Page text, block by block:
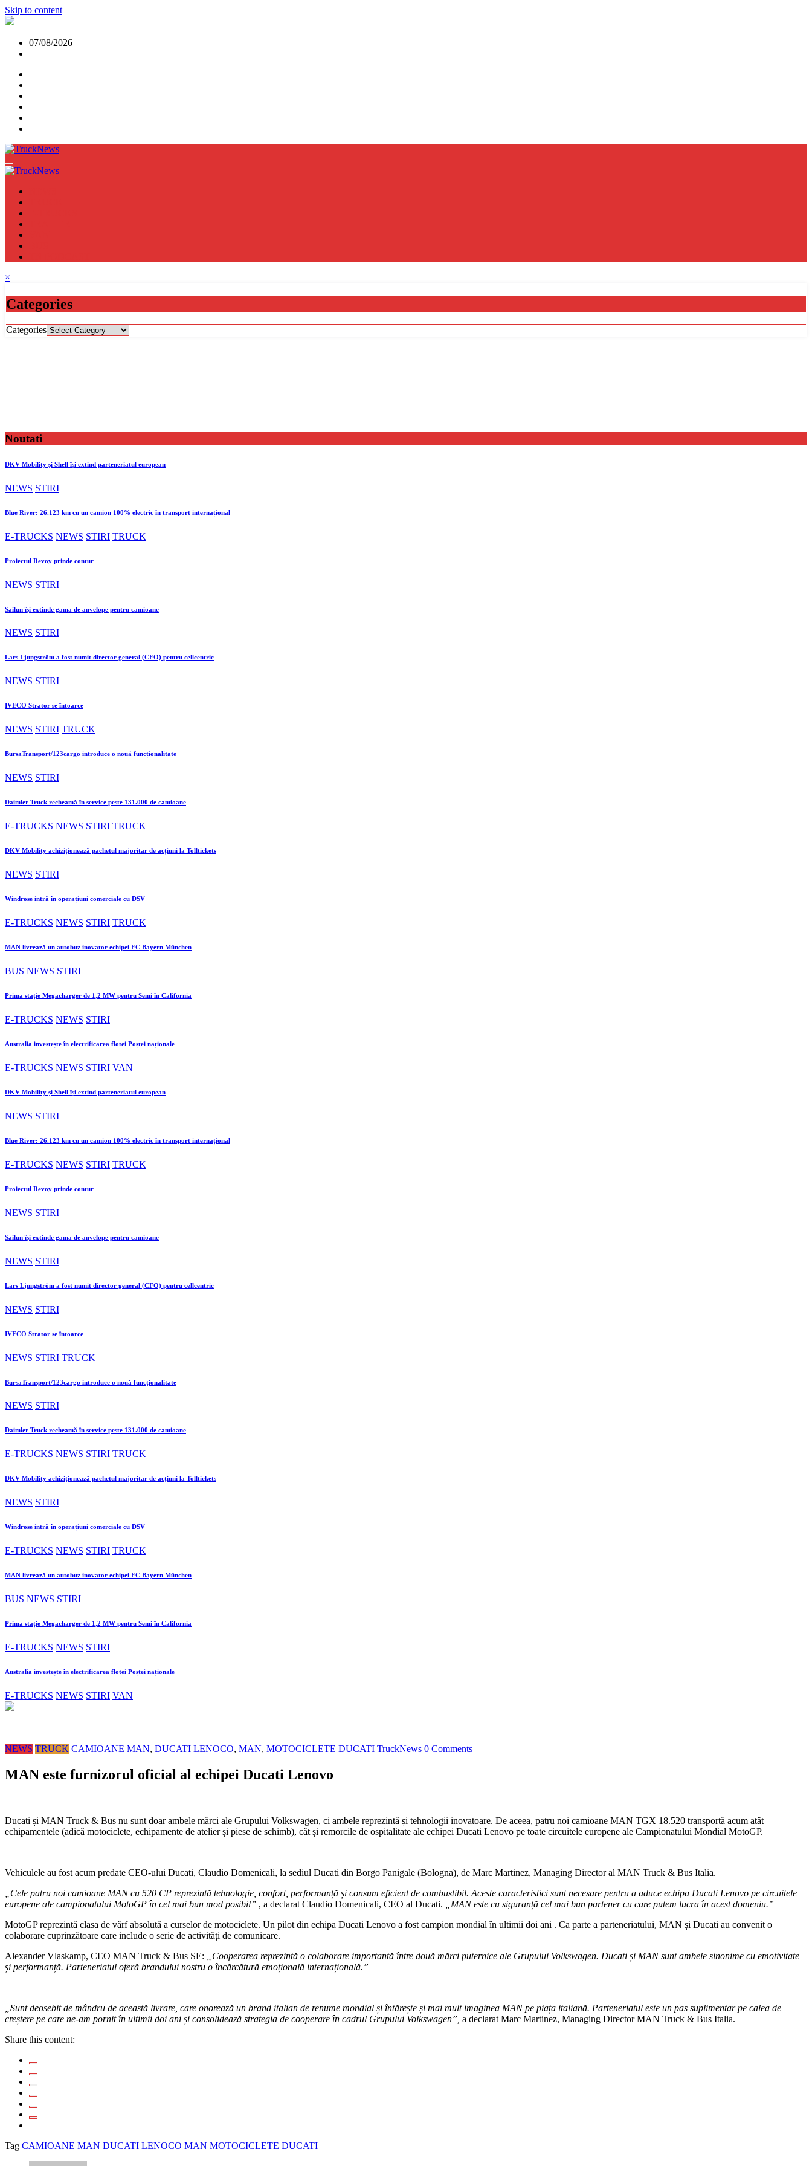
Skip to content
07/08/2026
×
Categories
Categories
Noutati
DKV Mobility și Shell își extind parteneriatul european
NEWS STIRI
Blue River: 26.123 km cu un camion 100% electric în transport internațional
E-TRUCKS NEWS STIRI TRUCK
Proiectul Revoy prinde contur
NEWS STIRI
Sailun își extinde gama de anvelope pentru camioane
NEWS STIRI
Lars Ljungström a fost numit director general (CFO) pentru cellcentric
NEWS STIRI
IVECO Strator se întoarce
NEWS STIRI TRUCK
BursaTransport/123cargo introduce o nouă funcționalitate
NEWS STIRI
Daimler Truck recheamă în service peste 131.000 de camioane
E-TRUCKS NEWS STIRI TRUCK
DKV Mobility achiziționează pachetul majoritar de acțiuni la Tolltickets
NEWS STIRI
Windrose intră în operațiuni comerciale cu DSV
E-TRUCKS NEWS STIRI TRUCK
MAN livrează un autobuz inovator echipei FC Bayern München
BUS NEWS STIRI
Prima stație Megacharger de 1,2 MW pentru Semi în California
E-TRUCKS NEWS STIRI
Australia investește în electrificarea flotei Poștei naționale
E-TRUCKS NEWS STIRI VAN
DKV Mobility și Shell își extind parteneriatul european
NEWS STIRI
Blue River: 26.123 km cu un camion 100% electric în transport internațional
E-TRUCKS NEWS STIRI TRUCK
Proiectul Revoy prinde contur
NEWS STIRI
Sailun își extinde gama de anvelope pentru camioane
NEWS STIRI
Lars Ljungström a fost numit director general (CFO) pentru cellcentric
NEWS STIRI
IVECO Strator se întoarce
NEWS STIRI TRUCK
BursaTransport/123cargo introduce o nouă funcționalitate
NEWS STIRI
Daimler Truck recheamă în service peste 131.000 de camioane
E-TRUCKS NEWS STIRI TRUCK
DKV Mobility achiziționează pachetul majoritar de acțiuni la Tolltickets
NEWS STIRI
Windrose intră în operațiuni comerciale cu DSV
E-TRUCKS NEWS STIRI TRUCK
MAN livrează un autobuz inovator echipei FC Bayern München
BUS NEWS STIRI
Prima stație Megacharger de 1,2 MW pentru Semi în California
E-TRUCKS NEWS STIRI
Australia investește în electrificarea flotei Poștei naționale
E-TRUCKS NEWS STIRI VAN
NEWS TRUCK CAMIOANE MAN, DUCATI LENOCO, MAN, MOTOCICLETE DUCATI TruckNews 0 Comments
MAN este furnizorul oficial al echipei Ducati Lenovo
Ducati și MAN Truck & Bus nu sunt doar ambele mărci ale Grupului Volkswagen, ci ambele reprezintă și tehnologii inovatoare. De aceea, patru noi camioane MAN TGX 18.520 transportă acum atât
echipamentele (adică motociclete, echipamente de atelier și piese de schimb), cât și remorcile de ospitalitate ale echipei Ducati Lenovo pe toate circuitele europene ale Campionatului Mondial MotoGP.
Vehiculele au fost acum predate CEO-ului Ducati, Claudio Domenicali, la sediul Ducati din Borgo Panigale (Bologna), de Marc Martinez, Managing Director al MAN Truck & Bus Italia.
„Cele patru noi camioane MAN cu 520 CP reprezintă tehnologie, confort, performanță și consum eficient de combustibil. Aceste caracteristici sunt necesare pentru a aduce echipa Ducati Lenovo pe circuitele
europene ale campionatului MotoGP în cel mai bun mod posibil” , a declarat Claudio Domenicali, CEO al Ducati.
„MAN este cu siguranță cel mai bun partener cu care putem lucra în acest domeniu.”
MotoGP reprezintă clasa de vârf absolută a curselor de motociclete. Un pilot din echipa Ducati Lenovo a fost campion mondial în ultimii doi ani . Ca parte a parteneriatului, MAN și Ducati au convenit o
colaborare cuprinzătoare care include o serie de activități de comunicare.
Alexander Vlaskamp, ​​CEO MAN Truck & Bus SE:
„Cooperarea reprezintă o colaborare importantă între două mărci puternice ale Grupului Volkswagen. Ducati și MAN sunt ambele sinonime cu emotivitate
și performanță. Parteneriatul oferă brandului nostru o încărcătură emoțională internațională.”
„Sunt deosebit de mândru de această livrare, care onorează un brand italian de renume mondial și întărește și mai mult imaginea MAN pe piața italiană. Parteneriatul este un pas suplimentar pe calea de
creștere pe care ne-am pornit în ultimii doi ani și consolidează strategia de cooperare în cadrul Grupului Volkswagen”, a declarat Marc Martinez, Managing Director MAN Truck & Bus Italia.
Share this content:
Tag CAMIOANE MAN DUCATI LENOCO MAN MOTOCICLETE DUCATI